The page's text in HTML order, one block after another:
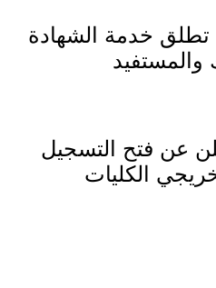
تطلق خدمة الشهادة
والمستفيد
عن فتح التسجيل
الكليات